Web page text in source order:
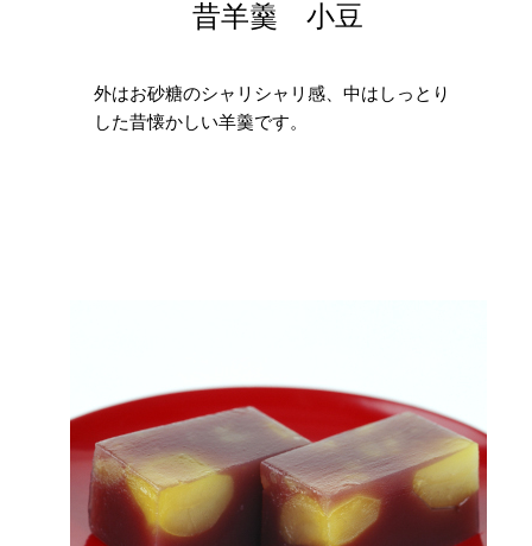
昔羊羹 小豆
外はお砂糖のシャリシャリ感、中はしっとり
した昔懐かしい羊羹です。